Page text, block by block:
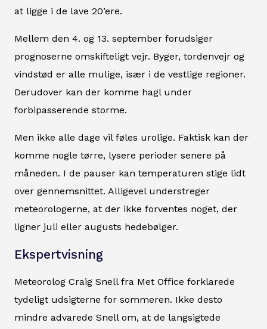
at ligge i de lave 20’ere.
Mellem den 4. og 13. september forudsiger
prognoserne omskifteligt vejr. Byger, tordenvejr og
vindstød er alle mulige, især i de vestlige regioner.
Derudover kan der komme hagl under
forbipasserende storme.
Men ikke alle dage vil føles urolige. Faktisk kan der
komme nogle tørre, lysere perioder senere på
måneden. I de pauser kan temperaturen stige lidt
over gennemsnittet. Alligevel understreger
meteorologerne, at der ikke forventes noget, der
ligner juli eller augusts hedebølger.
Ekspertvisning
Meteorolog Craig Snell fra Met Office forklarede
tydeligt udsigterne for sommeren. Ikke desto
mindre advarede Snell om, at de langsigtede